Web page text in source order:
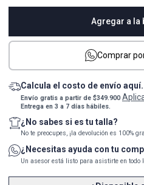
Agregar a la
Comprar
Calcula el costo de envío aquí.
Envío gratis a partir de $349.900
Entrega en 3 a 7 días hábiles.
¿No sabes si es tu talla?
No te preocupes, ¡la devolución es 100%
¿Necesitas ayuda con tu
Un asesor está listo para asistirte en todo